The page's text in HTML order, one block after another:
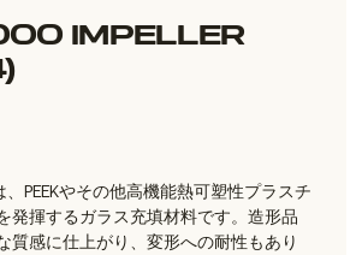
IMPELLER
PEEKやその他高機能熱可塑性プラスチ
発揮するガラス充填材料です。造形品
質感に仕上がり、変形への耐性もあり